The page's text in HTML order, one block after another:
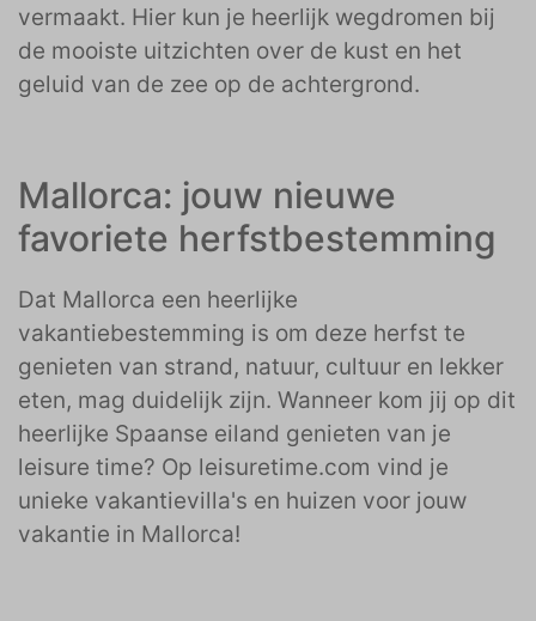
vermaakt. Hier kun je heerlijk wegdromen bij
de mooiste uitzichten over de kust en het
geluid van de zee op de achtergrond.
Mallorca: jouw nieuwe
favoriete herfstbestemming
Dat Mallorca een heerlijke
vakantiebestemming is om deze herfst te
genieten van strand, natuur, cultuur en lekker
eten, mag duidelijk zijn. Wanneer kom jij op dit
heerlijke Spaanse eiland genieten van je
leisure time? Op leisuretime.com vind je
unieke vakantievilla's en huizen voor jouw
vakantie in Mallorca!